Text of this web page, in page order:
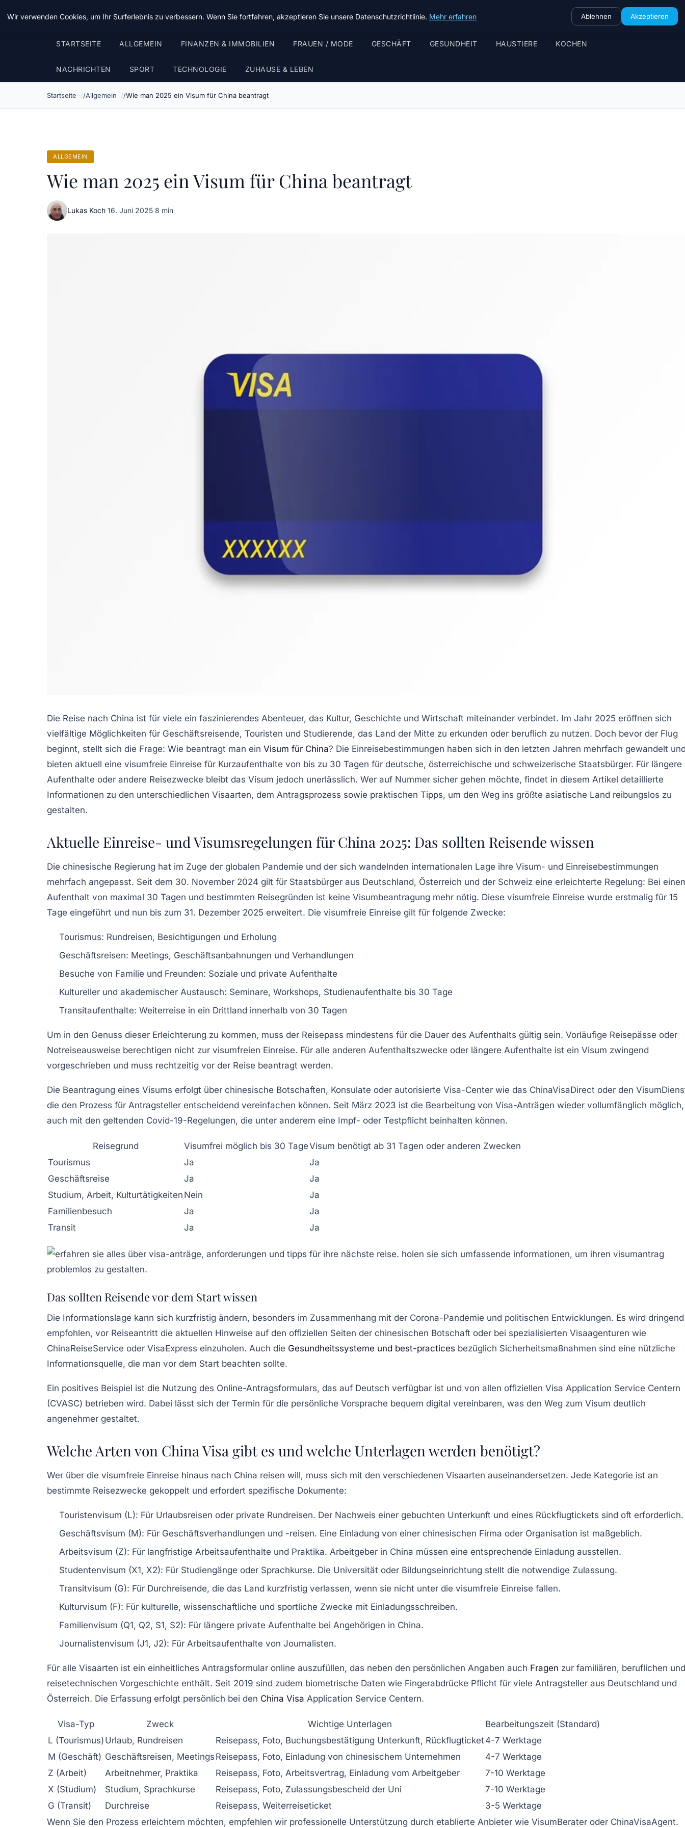
Chinavisum24
STARTSEITE ALLGEMEIN FINANZEN & IMMOBILIEN FRAUEN / MODE GESCHÄFT GESUNDHEIT HAUSTIERE KOCHEN
NACHRICHTEN SPORT TECHNOLOGIE ZUHAUSE & LEBEN
Startseite Allgemein Wie man 2025 ein Visum für China beantragt
ALLGEMEIN
Wie man 2025 ein Visum für China beantragt
Lukas Koch·16. Juni 2025·8 min
Die Reise nach China ist für viele ein faszinierendes Abenteuer, das Kultur, Geschichte und Wirtschaft miteinander verbindet. Im Jahr 2025 eröffnen sich
vielfältige Möglichkeiten für Geschäftsreisende, Touristen und Studierende, das Land der Mitte zu erkunden oder beruflich zu nutzen. Doch bevor der Flug
beginnt, stellt sich die Frage: Wie beantragt man ein Visum für China? Die Einreisebestimmungen haben sich in den letzten Jahren mehrfach gewandelt
bieten aktuell eine visumfreie Einreise für Kurzaufenthalte von bis zu 30 Tagen für deutsche, österreichische und schweizerische Staatsbürger. Für längere
Aufenthalte oder andere Reisezwecke bleibt das Visum jedoch unerlässlich. Wer auf Nummer sicher gehen möchte, findet in diesem Artikel detaillierte
Informationen zu den unterschiedlichen Visaarten, dem Antragsprozess sowie praktischen Tipps, um den Weg ins größte asiatische Land reibungslos zu
gestalten.
Aktuelle Einreise- und Visumsregelungen für China 2025: Das sollten Reisende wissen
Die chinesische Regierung hat im Zuge der globalen Pandemie und der sich wandelnden internationalen Lage ihre Visum- und Einreisebestimmungen
mehrfach angepasst. Seit dem 30. November 2024 gilt für Staatsbürger aus Deutschland, Österreich und der Schweiz eine erleichterte Regelung: Bei
Aufenthalt von maximal 30 Tagen und bestimmten Reisegründen ist keine Visumbeantragung mehr nötig. Diese visumfreie Einreise wurde erstmalig für 15
Tage eingeführt und nun bis zum 31. Dezember 2025 erweitert. Die visumfreie Einreise gilt für folgende Zwecke:
Tourismus: Rundreisen, Besichtigungen und Erholung
Geschäftsreisen: Meetings, Geschäftsanbahnungen und Verhandlungen
Besuche von Familie und Freunden: Soziale und private Aufenthalte
Kultureller und akademischer Austausch: Seminare, Workshops, Studienaufenthalte bis 30 Tage
Transitaufenthalte: Weiterreise in ein Drittland innerhalb von 30 Tagen
Um in den Genuss dieser Erleichterung zu kommen, muss der Reisepass mindestens für die Dauer des Aufenthalts gültig sein. Vorläufige Reisepässe oder
Notreiseausweise berechtigen nicht zur visumfreien Einreise. Für alle anderen Aufenthaltszwecke oder längere Aufenthalte ist ein Visum zwingend
vorgeschrieben und muss rechtzeitig vor der Reise beantragt werden.
Die Beantragung eines Visums erfolgt über chinesische Botschaften, Konsulate oder autorisierte Visa-Center wie das ChinaVisaDirect oder den
die den Prozess für Antragsteller entscheidend vereinfachen können. Seit März 2023 ist die Bearbeitung von Visa-Anträgen wieder vollumfänglich möglich,
auch mit den geltenden Covid-19-Regelungen, die unter anderem eine Impf- oder Testpflicht beinhalten können.
Reisegrund Visumfrei möglich bis 30 TageVisum benötigt ab 31 Tagen oder anderen Zwecken
Tourismus
Ja
Ja
Geschäftsreise
Ja
Ja
Studium, Arbeit, Kulturtätigkeiten Nein
Ja
Familienbesuch
Ja
Ja
Transit
Ja Ja
Das sollten Reisende vor dem Start wissen
Die Informationslage kann sich kurzfristig ändern, besonders im Zusammenhang mit der Corona-Pandemie und politischen Entwicklungen. Es wird dringend
empfohlen, vor Reiseantritt die aktuellen Hinweise auf den offiziellen Seiten der chinesischen Botschaft oder bei spezialisierten Visaagenturen wie
ChinaReiseService oder VisaExpress einzuholen. Auch die Gesundheitssysteme und best-practices bezüglich Sicherheitsmaßnahmen sind eine nützliche
Informationsquelle, die man vor dem Start beachten sollte.
Ein positives Beispiel ist die Nutzung des Online-Antragsformulars, das auf Deutsch verfügbar ist und von allen offiziellen Visa Application Service Centern
(CVASC) betrieben wird. Dabei lässt sich der Termin für die persönliche Vorsprache bequem digital vereinbaren, was den Weg zum Visum deutlich
angenehmer gestaltet.
Welche Arten von China Visa gibt es und welche Unterlagen werden benötigt?
Wer über die visumfreie Einreise hinaus nach China reisen will, muss sich mit den verschiedenen Visaarten auseinandersetzen. Jede Kategorie ist an
bestimmte Reisezwecke gekoppelt und erfordert spezifische Dokumente:
Touristenvisum (L): Für Urlaubsreisen oder private Rundreisen. Der Nachweis einer gebuchten Unterkunft und eines Rückflugtickets sind oft erforderlich.
Geschäftsvisum (M): Für Geschäftsverhandlungen und -reisen. Eine Einladung von einer chinesischen Firma oder Organisation ist maßgeblich.
Arbeitsvisum (Z): Für langfristige Arbeitsaufenthalte und Praktika. Arbeitgeber in China müssen eine entsprechende Einladung ausstellen.
Studentenvisum (X1, X2): Für Studiengänge oder Sprachkurse. Die Universität oder Bildungseinrichtung stellt die notwendige Zulassung.
Transitvisum (G): Für Durchreisende, die das Land kurzfristig verlassen, wenn sie nicht unter die visumfreie Einreise fallen.
Kulturvisum (F): Für kulturelle, wissenschaftliche und sportliche Zwecke mit Einladungsschreiben.
Familienvisum (Q1, Q2, S1, S2): Für längere private Aufenthalte bei Angehörigen in China.
Journalistenvisum (J1, J2): Für Arbeitsaufenthalte von Journalisten.
Für alle Visaarten ist ein einheitliches Antragsformular online auszufüllen, das neben den persönlichen Angaben auch Fragen zur familiären, beruflichen und
reisetechnischen Vorgeschichte enthält. Seit 2019 sind zudem biometrische Daten wie Fingerabdrücke Pflicht für viele Antragsteller aus Deutschland und
Österreich. Die Erfassung erfolgt persönlich bei den China Visa Application Service Centern.
Visa-Typ Zweck Wichtige Unterlagen
Bearbeitungszeit (Standard)
L (Tourismus) Urlaub, Rundreisen Reisepass, Foto, Buchungsbestätigung Unterkunft, Rückflugticket 4-7 Werktage
M (Geschäft) Geschäftsreisen, Meetings Reisepass, Foto, Einladung von chinesischem Unternehmen
4-7 Werktage
Z (Arbeit)
Arbeitnehmer, Praktika Reisepass, Foto, Arbeitsvertrag, Einladung vom Arbeitgeber
7-10 Werktage
X (Studium)
Studium, Sprachkurse Reisepass, Foto, Zulassungsbescheid der Uni
7-10 Werktage
G (Transit)
Durchreise Reisepass, Weiterreiseticket
3-5 Werktage
Wenn Sie den Prozess erleichtern möchten, empfehlen wir professionelle Unterstützung durch etablierte Anbieter wie VisumBerater oder ChinaVisaAgent.
Wir verwenden Cookies, um Ihr Surferlebnis zu verbessern. Wenn Sie fortfahren, akzeptieren Sie unsere Datenschutzrichtlinie. Mehr erfahren Ablehnen Akzeptieren